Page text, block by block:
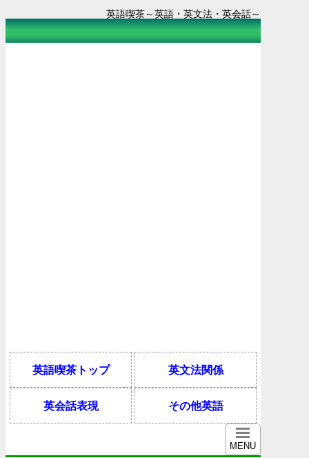
英語喫茶～英語・英文法・英会話～
英語喫茶トップ 英文法関係
英会話表現 その他英語
MENU